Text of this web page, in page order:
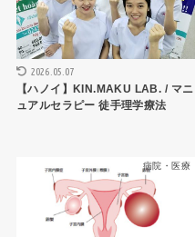
2026.05.07
【ハノイ】KIN.MAKU LAB. / マニ
ュアルセラピー 徒手理学療法
病院・医療